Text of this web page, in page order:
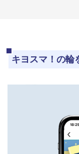
キヨスマ！の輪